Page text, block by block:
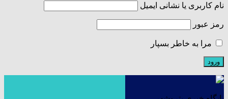
نام کاربری یا نشانی ایمیل
رمز عبور
مرا به خاطر بسپار